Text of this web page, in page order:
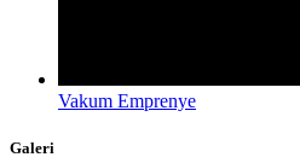
Vakum Emprenye
Galeri